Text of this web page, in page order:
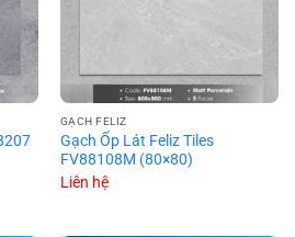
GẠCH FELIZ
Gạch Ốp Lát Feliz Tiles
FV88108M (80×80)
Liên hệ